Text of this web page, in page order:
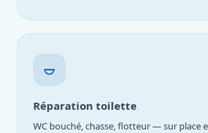
Réparation toilette
WC bouché, chasse, flotteur — sur place